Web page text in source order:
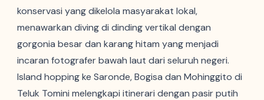
konservasi yang dikelola masyarakat lokal,
menawarkan diving di dinding vertikal dengan
gorgonia besar dan karang hitam yang menjadi
incaran fotografer bawah laut dari seluruh negeri.
Island hopping ke Saronde, Bogisa dan Mohinggito di
Teluk Tomini melengkapi itinerari dengan pasir putih